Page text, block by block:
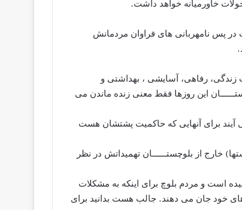
خاورمیانه خواهد داشت.
در پس نامهربانی های فراوان مردمانش
زندگی، رفاهی، آسایشی ، بهداشتی و
این روزها فقط معنی زنده ماندن می
می آیند برای آنهایی که حاکمیت پشتشان هست
خارج از بلوچستــــــان تهمیداتش در نظر
است و مردم بلوچ برای اینکه به مشکلات
های خود جان می دهند. جالب هست بدانید برای